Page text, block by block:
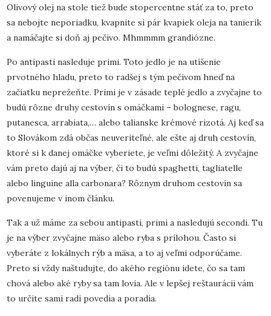
Olivový olej na stole tiež bude stopercentne stáť za to, preto
sa nebojte neporiadku, kvapnite si pár kvapiek oleja na tanierik
a namáčajte si doň aj pečivo. Mhmmmm grandiózne.
Po antipasti nasleduje primi. Toto jedlo je na utíšenie
prvotného hladu, preto to radšej s tým pečivom hneď na
začiatku neprežeňte. Primi je v zásade teplé jedlo a zvyčajne to
budú rôzne druhy cestovín s omáčkami – bolognese, ragu,
putanesca, arrabiata,… alebo talianske krémové rizotá. Aj keď sa
to Slovákom zdá občas neuveriteľné, ale ešte aj druh cestovín,
ktoré si k danej omáčke vyberiete, je veľmi dôležitý. A zvyčajne
vám preto dajú aj na výber, či to budú spaghetti, tagliatelle
alebo linguine alla carbonara? Rôznym druhom cestovín sa
povenujeme v inom článku.
Tak a už máme za sebou antipasti, primi a nasledujú secondi. Tu
je na výber zvyčajne mäso alebo ryba s prílohou. Často si
vyberáte z lokálnych rýb a mäsa, a to aj veľmi odporúčame.
Preto si vždy naštudujte, do akého regiónu idete, čo sa tam
chová alebo aké ryby sa tam lovia. Ale v lepšej reštaurácii vám
to určite sami radi povedia a poradia.